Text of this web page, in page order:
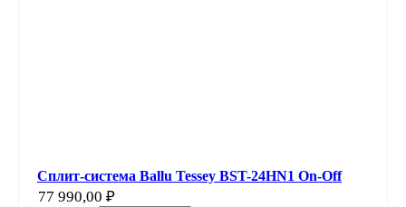
Сплит-система Ballu Tessey BST-24HN1 On-Off
77 990,00 ₽